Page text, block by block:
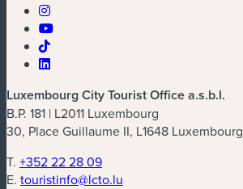
Luxembourg City Tourist Office a.s.b.l.
B.P. 181 | L2011 Luxembourg
30, Place Guillaume II, L1648 Luxembourg
T. +352 22 28 09
E. touristinfo@lcto.lu